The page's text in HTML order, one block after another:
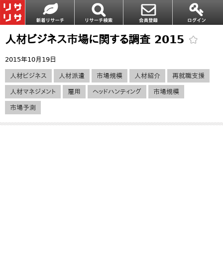
人材ビジネス市場に関する調査 2015
2015年10月19日
人材ビジネス 人材派遣 市場規模 人材紹介 再就職支援
人材マネジメント 雇用 ヘッドハンティング 市場規模
市場予測